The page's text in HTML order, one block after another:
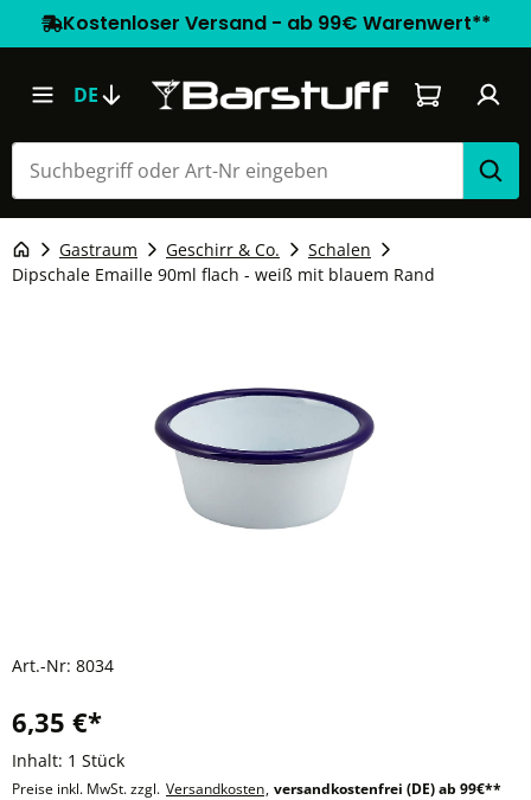
Kostenloser Versand - ab 99€ Warenwert**
DE Warenkorb
Gastraum Geschirr & Co.
Schalen
Dipschale Emaille 90ml flach - weiß mit blauem Rand
Art.-Nr: 8034
6,35 €*
Inhalt: 1 Stück
Preise inkl. MwSt. zzgl. Versandkosten, versandkostenfrei (DE) ab 99€**